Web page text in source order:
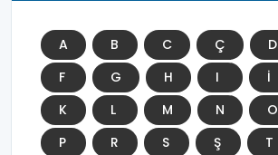
A B C Ç D
F
G H I İ
K
L M N O
P
R S Ş T